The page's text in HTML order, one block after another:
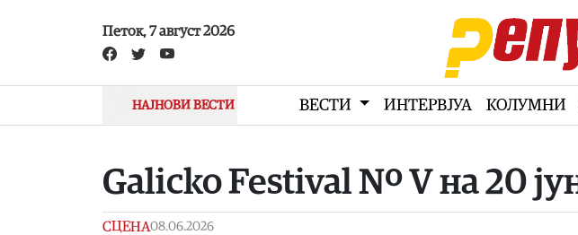
Петок, 7 август 2026
НАЈНОВИ ВЕСТИ ВЕСТИ ИНТЕРВЈУА КОЛУМНИ
Galicko Festival Nº V на 20
СЦЕНА08.06.2026